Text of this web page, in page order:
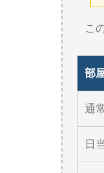
こ
部
通
日